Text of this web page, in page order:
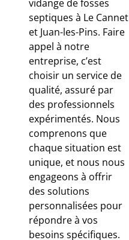
vidange de fosses
septiques à Le Cannet
et Juan-les-Pins. Faire
appel à notre
entreprise, c’est
choisir un service de
qualité, assuré par
des professionnels
expérimentés. Nous
comprenons que
chaque situation est
unique, et nous nous
engageons à offrir
des solutions
personnalisées pour
répondre à vos
besoins spécifiques.